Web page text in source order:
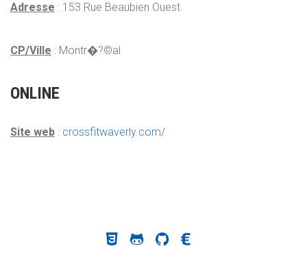
Adresse : 153 Rue Beaubien Ouest
CP/Ville : Montr�?©al
ONLINE
Site web : crossfitwaverly.com/